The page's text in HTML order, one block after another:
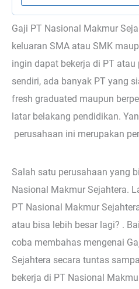
Gaji PT Nasional Makmur
keluaran SMA atau SMK
ingin dapat bekerja di PT
sendiri, ada banyak PT yang
fresh graduated maupun
latar belakang pendidikan.
perusahaan ini merupakan
Salah satu perusahaan yang
Nasional Makmur Sejahtera.
PT Nasional Makmur
atau bisa lebih besar lagi? .
coba membahas mengenai
Sejahtera secara tuntas
bekerja di PT Nasional